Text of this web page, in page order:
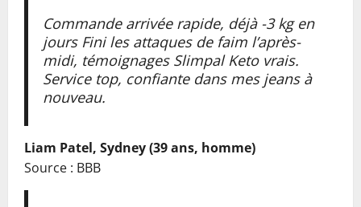
Commande arrivée rapide, déjà -3 kg en
jours Fini les attaques de faim l’après-
midi, témoignages Slimpal Keto vrais.
Service top, confiante dans mes jeans à
nouveau.
Liam Patel, Sydney (39 ans, homme)
Source : BBB